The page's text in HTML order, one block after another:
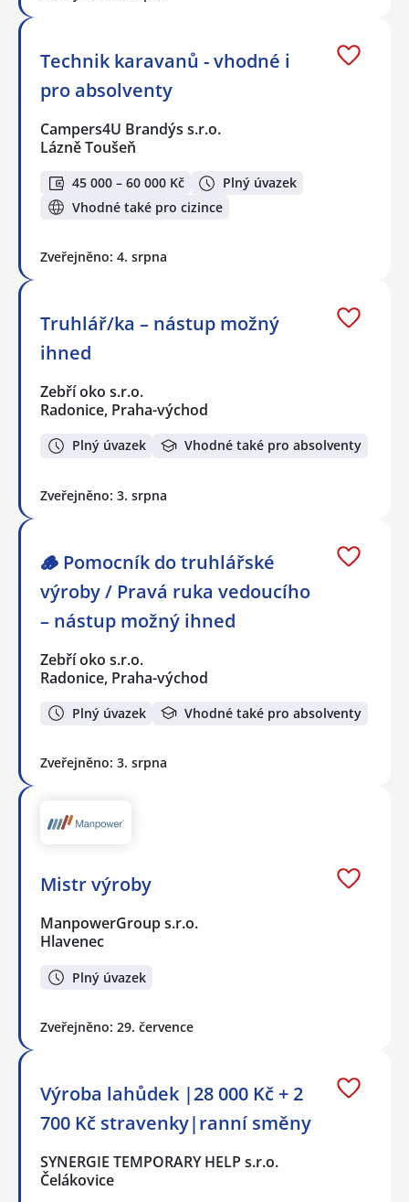
Technik karavanů - vhodné i
pro absolventy
Campers4U Brandýs s.r.o.
Lázně Toušeň
45 000 – 60 000 Kč
Plný úvazek
Vhodné také pro cizince
Zveřejněno: 4. srpna
Truhlář/ka – nástup možný
ihned
Zebří oko s.r.o.
Radonice, Praha-východ
Plný úvazek Vhodné také pro absolventy
Zveřejněno: 3. srpna
🪵 Pomocník do truhlářské
výroby / Pravá ruka vedoucího
– nástup možný ihned
Zebří oko s.r.o.
Radonice, Praha-východ
Plný úvazek Vhodné také pro absolventy
Zveřejněno: 3. srpna
Mistr výroby
ManpowerGroup s.r.o.
Hlavenec
Plný úvazek
Zveřejněno: 29. července
Výroba lahůdek |28 000 Kč + 2
700 Kč stravenky|ranní směny
SYNERGIE TEMPORARY HELP s.r.o.
Čelákovice